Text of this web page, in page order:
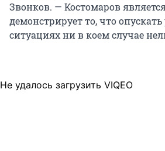
Звонков. — Костомаров
демонстрирует то, что
ситуациях ни в коем случае
Не удалось загрузить VIQEO